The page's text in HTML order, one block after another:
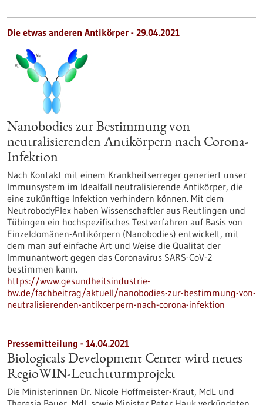
Die etwas anderen Antikörper - 29.04.2021
Nanobodies zur Bestimmung von
neutralisierenden Antikörpern nach Corona-
Infektion
Nach Kontakt mit einem Krankheitserreger generiert unser
Immunsystem im Idealfall neutralisierende Antikörper, die
eine zukünftige Infektion verhindern können. Mit dem
NeutrobodyPlex haben Wissenschaftler aus Reutlingen und
Tübingen ein hochspezifisches Testverfahren auf Basis von
Einzeldomänen-Antikörpern (Nanobodies) entwickelt, mit
dem man auf einfache Art und Weise die Qualität der
Immunantwort gegen das Coronavirus SARS-CoV-2
bestimmen kann.
https://www.gesundheitsindustrie-
bw.de/fachbeitrag/aktuell/nanobodies-zur-bestimmung-von-
neutralisierenden-antikoerpern-nach-corona-infektion
Pressemitteilung - 14.04.2021
Biologicals Development Center wird neues
RegioWIN-Leuchtturmprojekt
Die Ministerinnen Dr. Nicole Hoffmeister-Kraut, MdL und